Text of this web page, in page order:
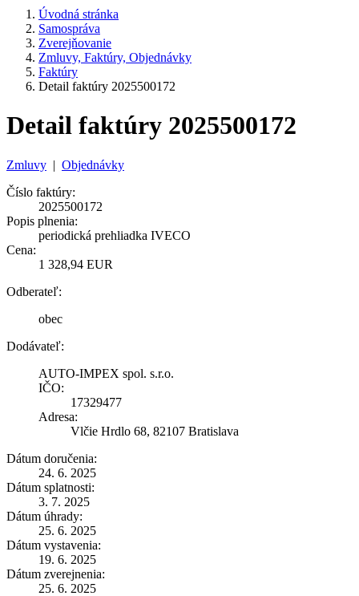
Úvodná stránka
Samospráva
Zverejňovanie
Zmluvy, Faktúry, Objednávky
Faktúry
Detail faktúry 2025500172
Detail faktúry 2025500172
Zmluvy | Objednávky
Číslo faktúry:
2025500172
Popis plnenia:
periodická prehliadka IVECO
Cena:
1 328,94 EUR
Odberateľ:
obec
Dodávateľ:
AUTO-IMPEX spol. s.r.o.
IČO:
17329477
Adresa:
Vlčie Hrdlo 68, 82107 Bratislava
Dátum doručenia:
24. 6. 2025
Dátum splatnosti:
3. 7. 2025
Dátum úhrady:
25. 6. 2025
Dátum vystavenia:
19. 6. 2025
Dátum zverejnenia:
25. 6. 2025